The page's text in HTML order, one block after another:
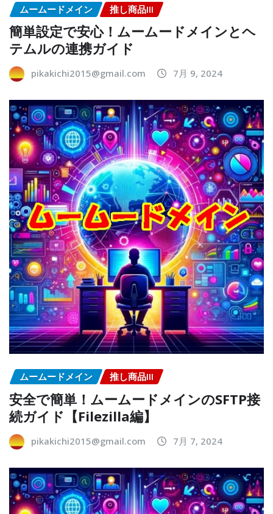
ムームードメイン 推し商品III
簡単設定で安心！ムームードメインとヘ
テムルの連携ガイド
pikakichi2015@gmail.com 7月 9, 2024
ムームードメイン 推し商品III
安全で簡単！ムームードメインのSFTP接
続ガイド【Filezilla編】
pikakichi2015@gmail.com 7月 7, 2024